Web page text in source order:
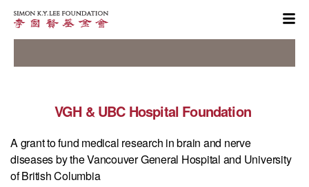
VGH & UBC Hospital Foundation
A grant to fund medical research in brain and nerve
diseases by the Vancouver General Hospital and University
of British Columbia